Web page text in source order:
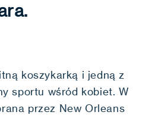
koszykarką i jedną z
sportu wśród kobiet. W
przez New Orleans